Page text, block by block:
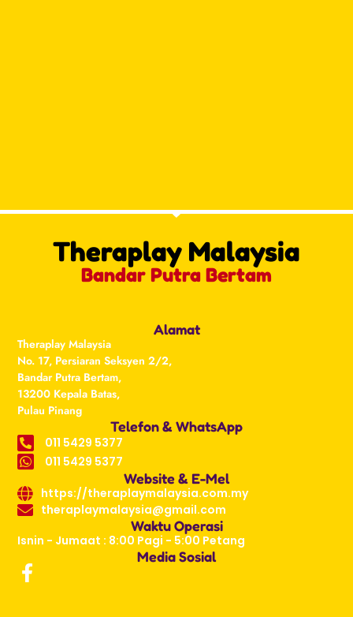
Theraplay Malaysia
Bandar Putra Bertam
Alamat
Theraplay Malaysia
No. 17, Persiaran Seksyen 2/2,
Bandar Putra Bertam,
13200 Kepala Batas,
Pulau Pinang
Telefon & WhatsApp
011 5429 5377
011 5429 5377
Website & E-Mel
https://theraplaymalaysia.com.my
theraplaymalaysia@gmail.com
Waktu Operasi
Isnin - Jumaat : 8:00 Pagi - 5:00 Petang
Media Sosial